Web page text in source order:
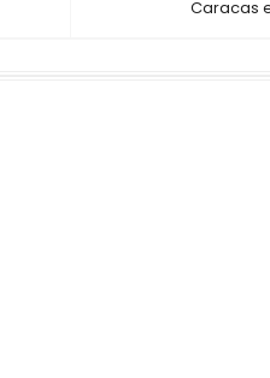
Caracas